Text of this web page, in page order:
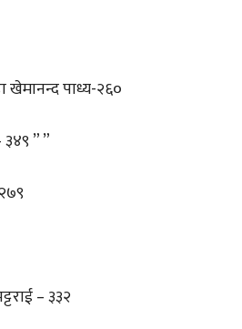
खेमानन्द पाध्य-२६०
” ”
– ३३२